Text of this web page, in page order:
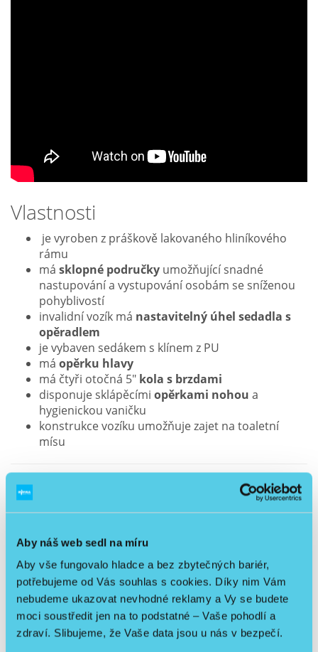
Aby náš web sedl na míru
Aby vše fungovalo hladce a bez zbytečných bariér,
potřebujeme od Vás souhlas s cookies. Díky nim Vám
nebudeme ukazovat nevhodné reklamy a Vy se budete
moci soustředit jen na to podstatné – Vaše pohodlí a
zdraví. Slibujeme, že Vaše data jsou u nás v bezpečí.
Vlastnosti
je vyroben z práškově lakovaného hliníkového
rámu
má sklopné područky umožňující snadné
nastupování a vystupování osobám se sníženou
pohyblivostí
invalidní vozík má nastavitelný úhel sedadla s
opěradlem
je vybaven sedákem s klínem z PU
má opěrku hlavy
má čtyři otočná 5" kola s brzdami
disponuje sklápěcími opěrkami nohou a
hygienickou vaničku
konstrukce vozíku umožňuje zajet na toaletní
mísu
Celková šířka 54 cm / Vnitřní šířka 46 cm / Celková
hloubka 106 cm / Výška sedadla od země 55-61 cm /
Celková výška 115-136 cm / Rozměry sedáku 44 x 44 cm
Nastavení sklonu max. 30°